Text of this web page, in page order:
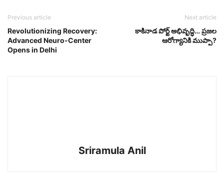
Previous article
Revolutionizing Recovery:
Advanced Neuro-Center
Opens in Delhi
Next article
కాకినాడ పోర్ట్ అభివృద్ధి… ప్రజల
ఆరోగ్యానికి ముప్పా?
Sriramula Anil